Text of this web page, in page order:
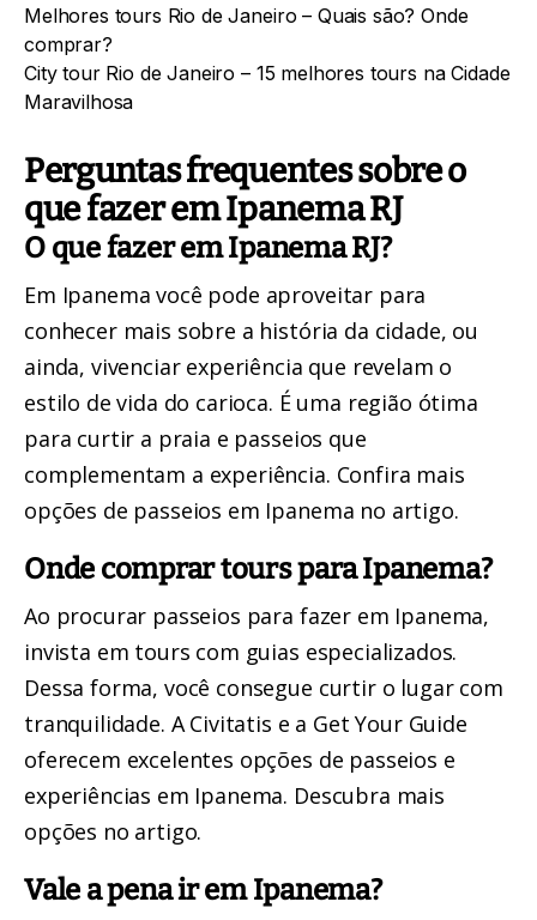
Melhores tours Rio de Janeiro – Quais são? Onde
comprar?
City tour Rio de Janeiro – 15 melhores tours na Cidade
Maravilhosa
Perguntas frequentes sobre o
que fazer em Ipanema RJ
O que fazer em Ipanema RJ?
Em Ipanema você pode aproveitar para
conhecer mais sobre a história da cidade, ou
ainda, vivenciar experiência que revelam o
estilo de vida do carioca. É uma região ótima
para curtir a praia e passeios que
complementam a experiência. Confira mais
opções de passeios em Ipanema no artigo.
Onde comprar tours para Ipanema?
Ao procurar passeios para fazer em Ipanema,
invista em tours com guias especializados.
Dessa forma, você consegue curtir o lugar com
tranquilidade. A Civitatis e a Get Your Guide
oferecem excelentes opções de passeios e
experiências em Ipanema. Descubra mais
opções no artigo.
Vale a pena ir em Ipanema?